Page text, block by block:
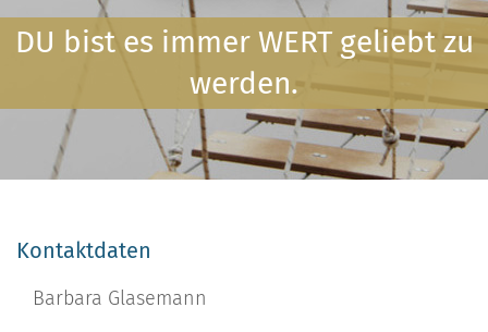
DU bist es immer WERT geliebt zu
werden.
Kontaktdaten
Barbara Glasemann